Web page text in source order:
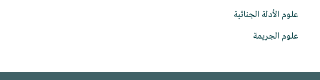
علوم الأدلة الجنائية
علوم الجريمة